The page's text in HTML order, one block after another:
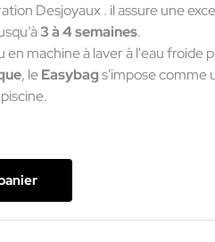
Desjoyaux . il assure une
3 à 4 semaines.
en machine à laver à l'eau froide
, leEasybags'impose comme